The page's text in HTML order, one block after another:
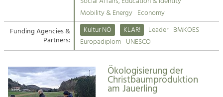
Suche
Impressum
Kontakt
Tourism
Offer Development and Positioning
Art & Culture
Crafts, Science and Research.
Mobility & Energy Economy
Funding Agencies &
Partners:
Kultur NÖ KLAR! Leader BMKOES
Europadiplom UNESCO
Ökologisierung der
Christbaumproduktion
am Jauerling